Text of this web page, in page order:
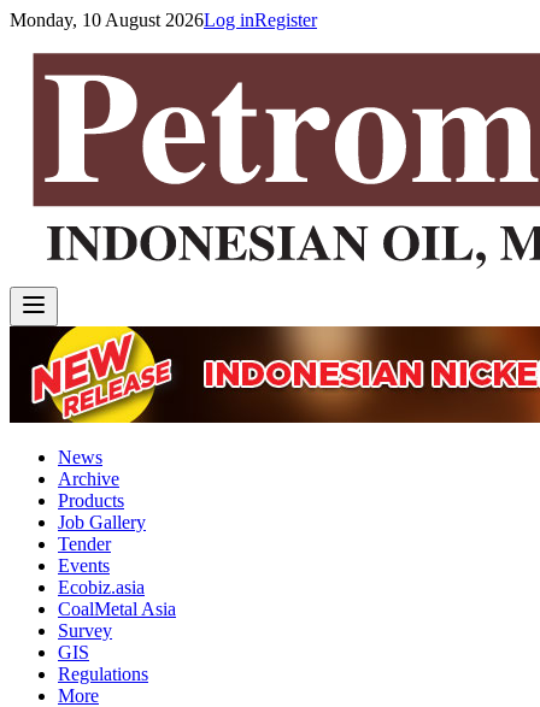
Monday, 10 August 2026Log inRegister
News
Archive
Products
Job Gallery
Tender
Events
Ecobiz.asia
CoalMetal Asia
Survey
GIS
Regulations
More